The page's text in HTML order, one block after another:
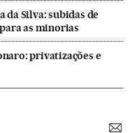
da Silva: subidas de
as minorias
privatizações e